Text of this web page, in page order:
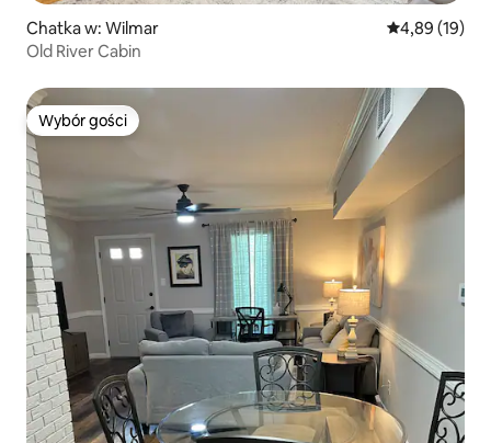
Chatka w: Wilmar Średnia
4,89 (19)
Old River Cabin
Wybór gości
Wybór gości